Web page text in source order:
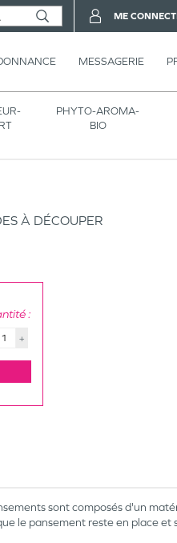
MESSAGERIE
PHYTO-AROMA-
BIO
ME
À DÉCOUPER
:
+
sont composés d'un
le pansement reste en place et